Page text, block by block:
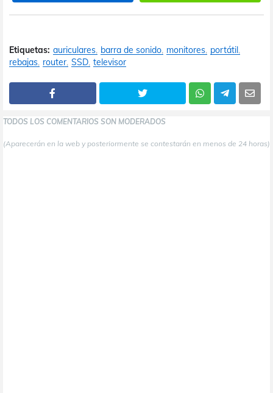
Etiquetas: auriculares barra de sonido monitores portátil
rebajas router SSD televisor
TODOS LOS COMENTARIOS SON MODERADOS
(Aparecerán en la web y posteriormente se contestarán en menos de 24 horas)